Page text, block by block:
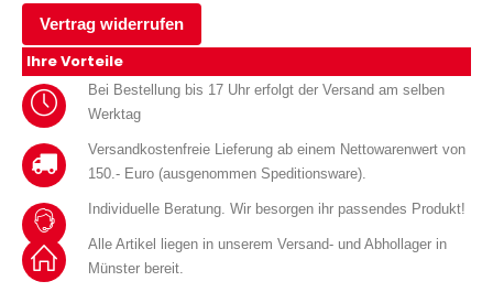
Vertrag widerrufen
Ihre Vorteile
Bei Bestellung bis 17 Uhr erfolgt der Versand am selben
Werktag
Versandkostenfreie Lieferung ab einem Nettowarenwert von
150.- Euro (ausgenommen Speditionsware).
Individuelle Beratung. Wir besorgen ihr passendes Produkt!
Alle Artikel liegen in unserem Versand- und Abhollager in
Münster bereit.